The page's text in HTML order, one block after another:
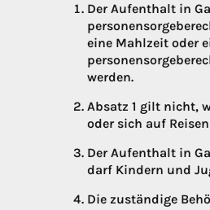
Der Aufenthalt in
eine Mahlzeit oder
werden.
Absatz 1 gilt nicht,
oder sich auf
Der Aufenthalt in
darf Kindern und
Die zuständige